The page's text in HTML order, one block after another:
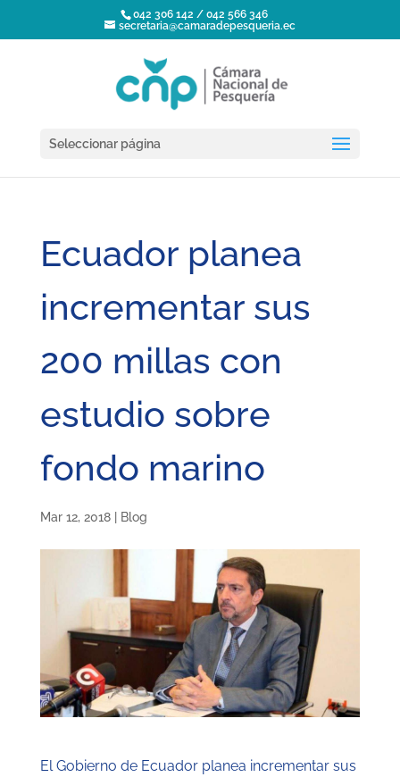
042 306 142 / 042 566 346
secretaria@camaradepesqueria.ec
Seleccionar página
Ecuador planea
incrementar sus
200 millas con
estudio sobre
fondo marino
Mar 12, 2018| Blog
El Gobierno de Ecuador planea incrementar sus